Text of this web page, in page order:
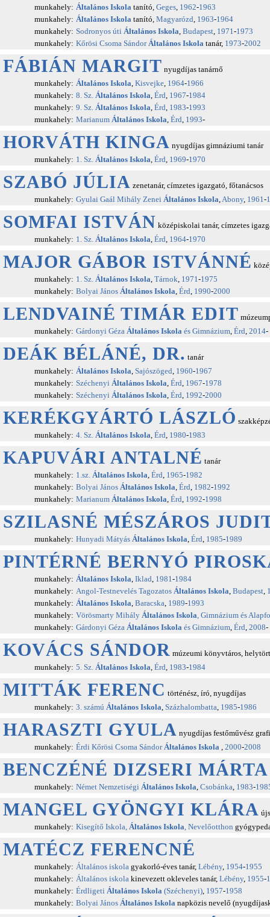
munkahely: Általános Iskola tanító, Geges, 1962-1963
munkahely: Általános Iskola tanító, Magyarózd, 1963-1964
munkahely: Sodronyos úti Általános Iskola, Budapest, 1971-1973
munkahely: Kőrösi Csoma SándorÁltalános Iskola tanár, 1973-2002
FÁBIÁN MARGIT nyugdíjas tanárnő
munkahely: Általános Iskola, Kisvejke, 1964-1966
munkahely: 8. Sz. Általános Iskola, Érd, 1967-1984
munkahely: 9. Sz. Általános Iskola, Érd, 1983-1993
munkahely: Marianum Általános Iskola, Érd, 1993-
HORVÁTH KINGA nyugdíjas gimnáziumi tanár
munkahely: 1. Sz. Általános Iskola, Érd, 1969-1970
SZABÓ JÚLIA zenetanár, címzetes igazgató, főtanácsos
munkahely: Gyulai Gaál Mihály Zenei Általános Iskola,Abony, 1961-
SOMFAI ISTVÁN középiskolai tanár, címzetes
munkahely: 1. Sz. Általános Iskola, Érd, 1964-1970
MAJOR GÁBOR ISTVÁNNÉ
munkahely: 1. Sz. Általános Iskola, Tárnok, 1971-1975
munkahely: Bolyai János Általános Iskola, Érd, 1990-2000
LENDVAINÉ TIMÁR EDIT
munkahely: Gárdonyi Géza Általános Iskola és Gimnázium, Érd, 2014-
DEÁK BÉLÁNÉ, DR. tanár
munkahely: Általános Iskola, Sajószöged, 1960-1967
munkahely: Széchenyi Általános Iskola, Érd, 1967-1978
munkahely: Széchenyi Általános Iskola, Érd, 1992-2000
KERÉKGYÁRTÓ LÁSZLÓ
munkahely: 4. Sz. Általános Iskola, Érd, 1980-1983
KAPUVÁRI ANTALNÉ tanár
munkahely: 1.sz. Általános Iskola, Érd, 1965-1982
munkahely: Bolyai János Általános Iskola, Érd, 1982-1992
munkahely: Marianum Általános Iskola, Érd, 1992-1998
SZILASNÉ MÉSZÁROS
munkahely: Hunyadi Mátyás Általános Iskola, Érd, 1985-1989
PINTÉRNÉ BERNYÓ
munkahely: Általános Iskola, Iklad, 1981-1984
munkahely: Angol-Testnevelés Tagozatos Általános Iskola, Budapest,
munkahely: Általános Iskola, Baracska, 1989-1993
munkahely: Vörösmarty Mihály Általános Iskola, Gimnázium és
munkahely: Gárdonyi Géza Általános Iskola és Gimnázium, Érd, 2008-
KOVÁCS SÁNDOR múzeumi könyvtáros,
munkahely: 5. Sz. Általános Iskola, Érd, 1983-1984
MITTÁK FERENC történész, író, nyugdíjas
munkahely: 3. számú Általános Iskola, Százhalombatta, 1985-1986
HARASZTI GYULA nyugdíjas festőművész
munkahely: Érdi Kőrösi Csoma SándorÁltalános Iskola , 2000-2008
BENCZÉNÉ DIZSERI MÁRTA
munkahely: Német Nemzetiségi Általános Iskola, Csobánka, 1983-
MANGEL GYÖNGYI KLÁRA
munkahely: Kisegítő Iskola, Általános Iskola, Nevelőotthon
MATÉCZ FERENCNÉ
munkahely: Általános iskola gyakorló-éves tanár, Lébény, 1954-1955
munkahely: Általános iskola kinevezett okleveles tanár, Lébény, 1955-
munkahely: Érdligeti Általános Iskola (Széchenyi), 1957-1958
munkahely: Bolyai János Általános Iskola napközis nevelő